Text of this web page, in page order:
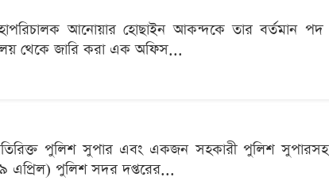
আনোয়ার হোছাইন আকন্দকে তার বর্তমান পদ
থেকে জারি করা এক অফিস...
অতিরিক্ত পুলিশ সুপার এবং একজন সহকারী পুলিশ
এপ্রিল) পুলিশ সদর দপ্তরের...